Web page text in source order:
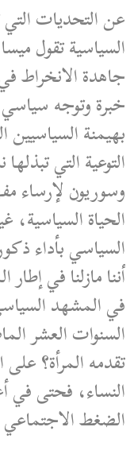
عن التحديات التي
السياسية تقول
جاهدة الانخراط
خبرة وتوجه
بهيمنة
التوعية التي
وسوريون لإرساء
الحياة السياسية،
السياسي بأداء
أننا مازلنا في إطار
في المشهد
السنوات العشر
تقدمه المرأة؟
النساء، فحتى
الضغط الاجتماعي